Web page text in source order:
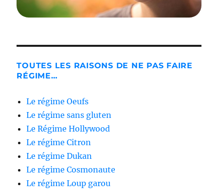
TOUTES LES RAISONS DE NE PAS FAIRE
RÉGIME…
Le régime Oeufs
Le régime sans gluten
Le Régime Hollywood
Le régime Citron
Le régime Dukan
Le régime Cosmonaute
Le régime Loup garou